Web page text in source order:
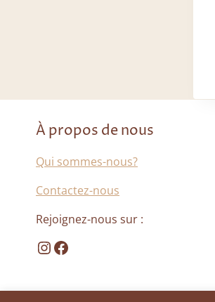
À propos de nous
Qui sommes-nous?
Contactez-nous
Rejoignez-nous sur :
Instagram
Facebook